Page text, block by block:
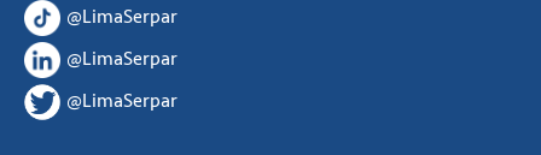
@LimaSerpar
@LimaSerpar
@LimaSerpar